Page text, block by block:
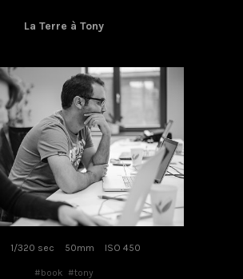
La Terre à Tony
1/320 sec 50mm ISO 450
#book #tony